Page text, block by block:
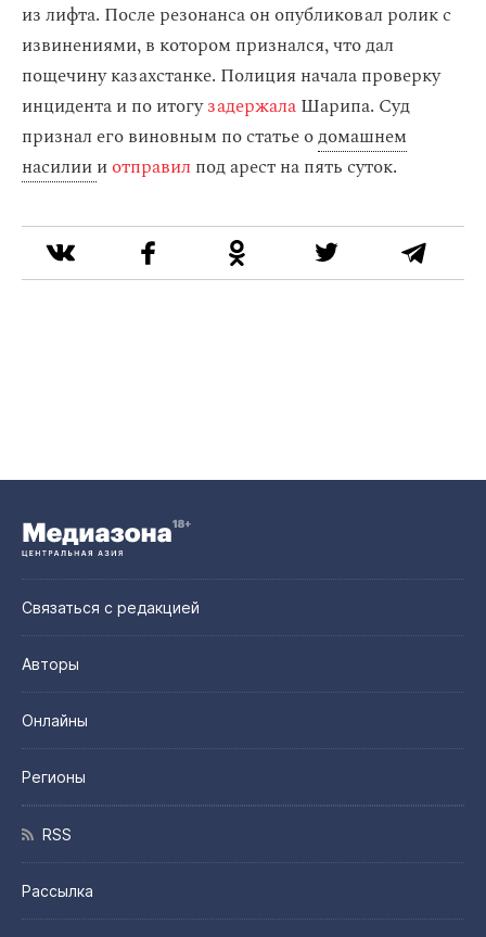
из лифта. После резонанса он опубликовал ролик с
извинениями, в котором признался, что дал
пощечину казахстанке. Полиция начала проверку
инцидента и по итогузадержалаШарипа. Суд
признал его виновным по статье одомашнем
насилиииотправил под арест на пять суток.
Связаться с редакцией
Авторы
Онлайны
Регионы
RSS
Рассылка